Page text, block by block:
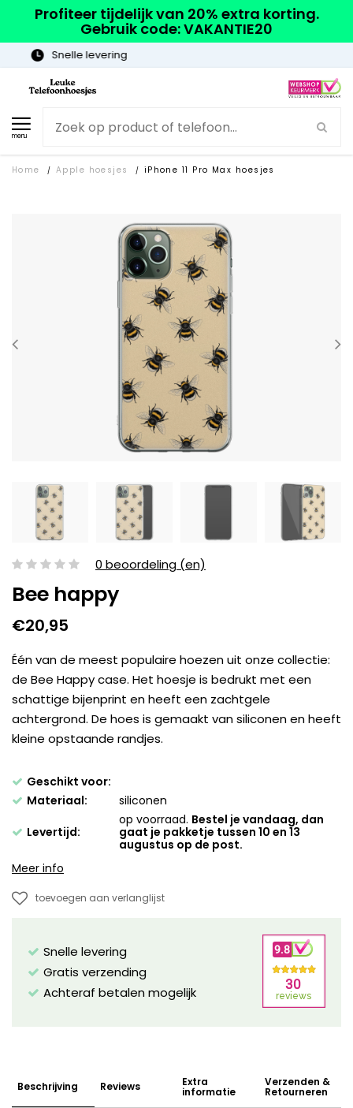
Profiteer tijdelijk van 20% extra korting.
Gebruik code: VAKANTIE20
menu
Home / Apple hoesjes / iPhone 11 Pro Max hoesjes
0 beoordeling (en)
Bee happy
€20,95
Één van de meest populaire hoezen uit onze collectie:
de Bee Happy case. Het hoesje is bedrukt met een
schattige bijenprint en heeft een zachtgele
achtergrond. De hoes is gemaakt van siliconen en heeft
kleine opstaande randjes.
Geschikt voor:
Materiaal:
siliconen
Levertijd:
op voorraad. Bestel je vandaag, dan
gaat je pakketje tussen 10 en 13
augustus op de post.
Meer info
toevoegen aan verlanglijst
Snelle levering
Gratis verzending
Achteraf betalen mogelijk
Beschrijving Reviews Extra
informatie
Verzenden &
Retourneren